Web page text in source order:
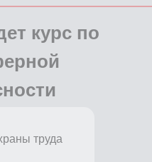
труда
курс по